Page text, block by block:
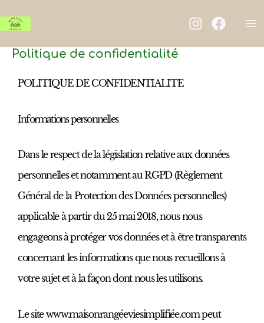
au
Politique de confidentialité
POLITIQUE DE CONFIDENTIALITE
Informations personnelles
Dans le respect de la législation relative aux données
personnelles et notamment au RGPD (Règlement
Général de la Protection des Données personnelles)
applicable à partir du 25 mai 2018, nous nous
engageons à protéger vos données et à être transparents
concernant les informations que nous recueillons à
votre sujet et à la façon dont nous les utilisons.
Le site www.maisonrangéeviesimplifiée.com peut